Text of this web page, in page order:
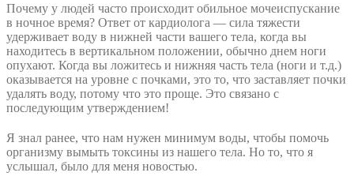
Почему у людей часто происходит обильное мочеиспускание
в ночное время? Ответ от кардиолога — сила тяжести
удерживает воду в нижней части вашего тела, когда вы
находитесь в вертикальном положении, обычно днем ноги
опухают. Когда вы ложитесь и нижняя часть тела (ноги и т.д.)
оказывается на уровне с почками, это то, что заставляет почки
удалять воду, потому что это проще. Это связано с
последующим утверждением!
Я знал ранее, что нам нужен минимум воды, чтобы помочь
организму вымыть токсины из нашего тела. Но то, что я
услышал, было для меня новостью.